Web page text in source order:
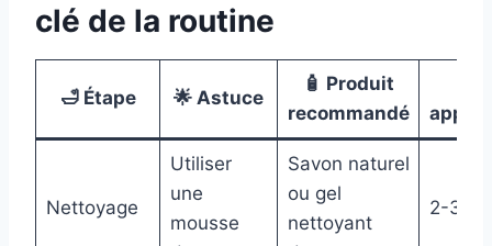
clé de la routine
🛁 Étape 🌟 Astuce
🧴 Produit
recommandé
Nettoyage
Utiliser
une
mousse
Savon naturel
ou gel
nettoyant
2-3